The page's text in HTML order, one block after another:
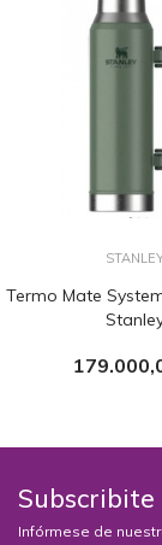
Termo Mate
Infórmese de